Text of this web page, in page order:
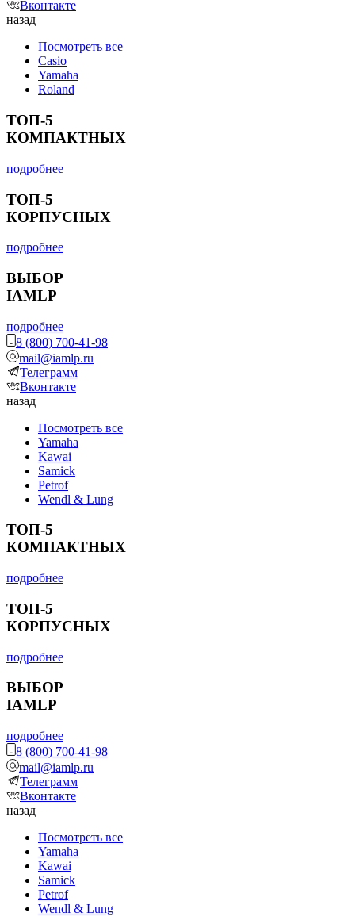
Вконтакте
назад
Посмотреть все
Casio
Yamaha
Roland
ТОП-5
КОМПАКТНЫХ
подробнее
ТОП-5
КОРПУСНЫХ
подробнее
ВЫБОР
IAMLP
подробнее
8 (800) 700-41-98
mail@iamlp.ru
Телеграмм
Вконтакте
назад
Посмотреть все
Yamaha
Kawai
Samick
Petrof
Wendl & Lung
ТОП-5
КОМПАКТНЫХ
подробнее
ТОП-5
КОРПУСНЫХ
подробнее
ВЫБОР
IAMLP
подробнее
8 (800) 700-41-98
mail@iamlp.ru
Телеграмм
Вконтакте
назад
Посмотреть все
Yamaha
Kawai
Samick
Petrof
Wendl & Lung